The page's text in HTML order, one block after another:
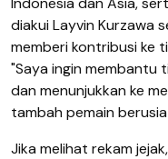
diakui Layvin Kurzawa
memberi kontribusi ke
"Saya ingin membantu
dan menunjukkan ke
tambah pemain
Jika melihat rekam